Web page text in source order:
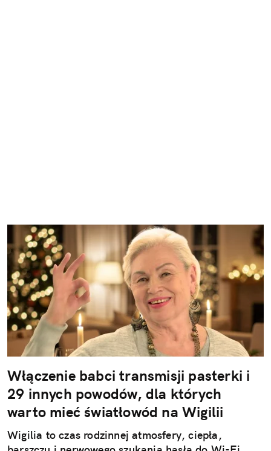
Włączenie babci transmisji pasterki i
29 innych powodów, dla których
warto mieć światłowód na Wigilii
Wigilia to czas rodzinnej atmosfery, ciepła,